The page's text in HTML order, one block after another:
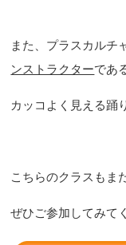
また、プラスカルチ
ンストラクターであ
カッコよく見える踊
こちらのクラスもま
ぜひご参加してみて